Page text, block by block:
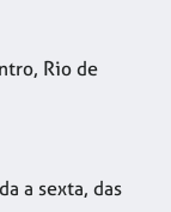
Rio de
a sexta, das